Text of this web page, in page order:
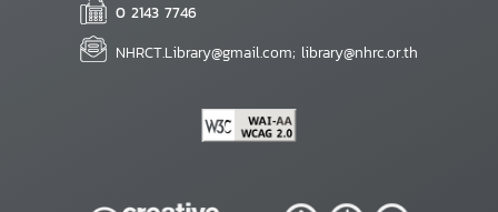
0 2143 7746
NHRCT.Library@gmail.com; library@nhrc.or.th